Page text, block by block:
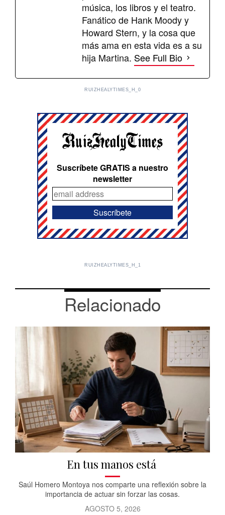
música, los libros y el teatro.
Fanático de Hank Moody y
Howard Stern, y la cosa que
más ama en esta vida es a su
hija Martina. See Full Bio
RUIZHEALYTIMES_H_0
Suscríbete GRATIS a nuestro
newsletter
RUIZHEALYTIMES_H_1
Relacionado
En tus manos está
Saúl Homero Montoya nos comparte una reflexión sobre la
importancia de actuar sin forzar las cosas.
AGOSTO 5, 2026